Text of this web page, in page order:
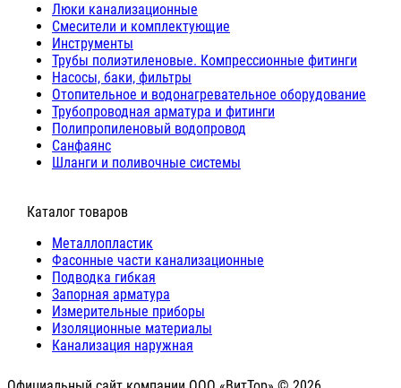
Люки канализационные
Cмесители и комплектующие
Инструменты
Трубы полиэтиленовые. Компрессионные фитинги
Насосы, баки, фильтры
Отопительное и водонагревательное оборудование
Трубопроводная арматура и фитинги
Полипропиленовый водопровод
Санфаянс
Шланги и поливочные системы
⠀Каталог товаров
Металлопластик
Фасонные части канализационные
Подводка гибкая
Запорная арматура
Измерительные приборы
Изоляционные материалы
Канализация наружная